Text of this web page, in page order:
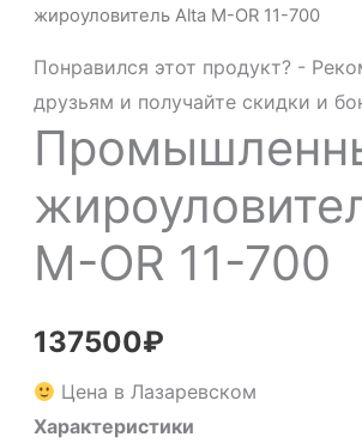
жироуловитель Alta М-OR 11-700
Понравился этот продукт? -
друзьям и получайте скидки и
М-OR 11-700
137500₽
Цена в Лазаревском
Характеристики